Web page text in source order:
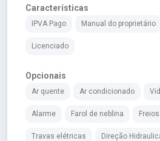
Características
IPVA Pago Manual do proprietário
Licenciado
Opcionais
Ar quente Ar condicionado
Alarme Farol de neblina
Travas elétricas Direção